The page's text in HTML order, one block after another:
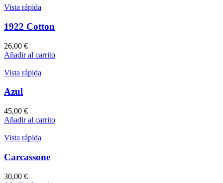
Vista rápida
1922 Cotton
26,00 €
Añadir al carrito
Vista rápida
Azul
45,00 €
Añadir al carrito
Vista rápida
Carcassone
30,00 €